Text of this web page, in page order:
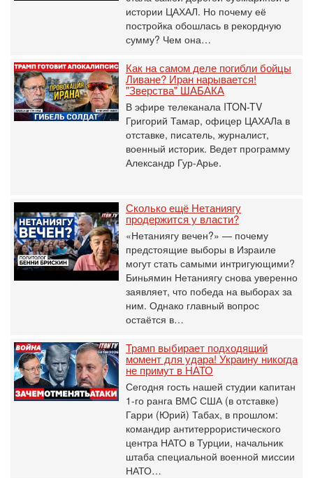
истории ЦАХАЛ. Но почему её
постройка обошлась в рекордную
сумму? Чем она…
Как на самом деле погибли бойцы
Ливане? Иран нарывается!
"Зверства" ШАБАКА
В эфире телеканала ITON-TV
Григорий Тамар, офицер ЦАХАЛа в
отставке, писатель, журналист,
военный историк. Ведет программу
Александр Гур-Арье.
Сколько ещё Нетаниягу
продержится у власти?
«Нетаниягу вечен?» — почему
предстоящие выборы в Израиле
могут стать самыми интригующими?
Биньямин Нетаниягу снова уверенно
заявляет, что победа на выборах за
ним. Однако главный вопрос
остаётся в…
Трамп выбирает подходящий
момент для удара! Украину никогда
не примут в НАТО
Сегодня гость нашей студии капитан
1-го ранга ВМC США (в отставке)
Гарри (Юрий) Табах, в прошлом:
командир антитеррористического
центра НАТО в Турции, начальник
штаба специальной военной миссии
НАТО…